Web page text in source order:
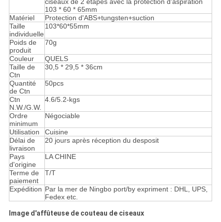
ciseaux de 2 étapes avec la protection d'aspiration
103 * 60 * 65mm
Matériel
Protection d'ABS+tungsten+suction
Taille
individuelle
103*60*55mm
Poids de
produit
70g
Couleur
QUELS
Taille de
Ctn
30,5 * 29,5 * 36cm
Quantité
de Ctn
50pcs
Ctn
N.W./G.W.
4.6/5.2-kgs
Ordre
minimum
Négociable
Utilisation
Cuisine
Délai de
livraison
20 jours après réception du desposit
Pays
d'origine
LA CHINE
Terme de
paiement
T/T
Expédition Par la mer de Ningbo port/by expriment : DHL, UPS,
Fedex etc.
Image d'affûteuse de couteau de ciseaux